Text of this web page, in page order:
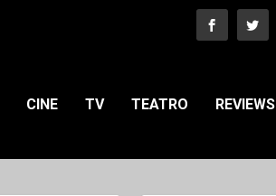
CINE TV TEATRO REVIEWS